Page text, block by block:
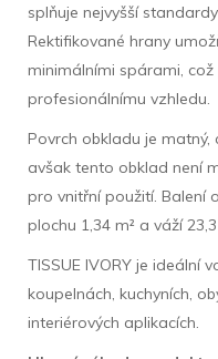
splňuje nejvyšší
Rektifikované hrany
minimálními spárami,
profesionálnímu vzhledu.
Povrch obkladu je
avšak tento obklad není
pro vnitřní použití. Balení
plochu 1,34 m² a váží
TISSUE IVORY je ideální
koupelnách, kuchyních,
interiérových aplikacích.